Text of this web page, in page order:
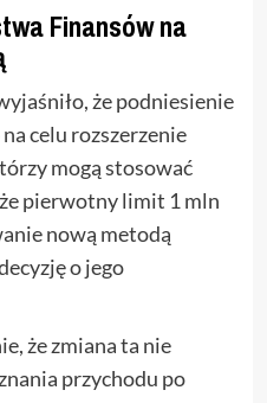
Finansów na
że podniesienie
celu rozszerzenie
mogą stosować
pierwotny limit 1 mln
nową metodą
o jego
że zmiana ta nie
przychodu po